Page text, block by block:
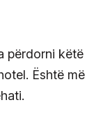
përdorni këtë
Është më